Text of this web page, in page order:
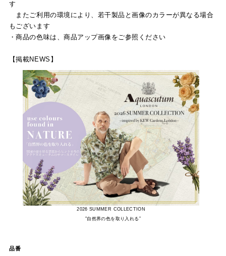
す
またご利用の環境により、若干製品と画像のカラーが異なる場合
もございます
・商品の色味は、商品アップ画像をご参照ください
【掲載NEWS】
2026 SUMMER COLLECTION
"自然界の色を取り入れる”
品番